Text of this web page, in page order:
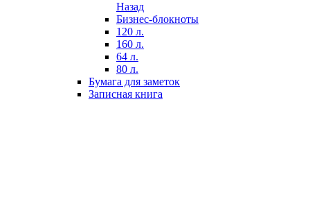
Назад
Бизнес-блокноты
120 л.
160 л.
64 л.
80 л.
Бумага для заметок
Записная книга